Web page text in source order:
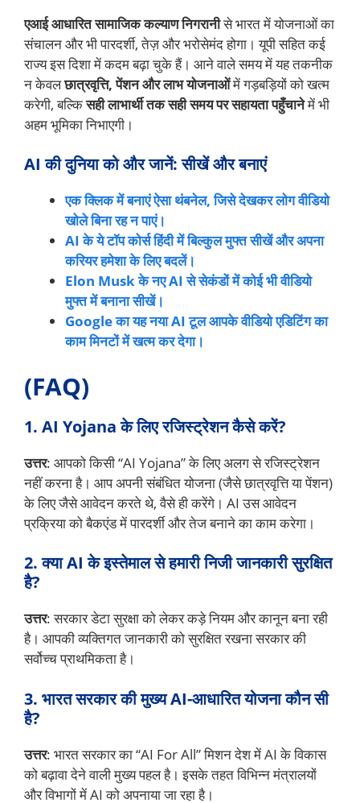
एआई आधारित सामाजिक कल्याण निगरानीसे भारत में योजनाओं का
संचालन और भी पारदर्शी, तेज़ और भरोसेमंद होगा। यूपी सहित कई
राज्य इस दिशा में कदम बढ़ा चुके हैं। आने वाले समय में यह तकनीक
न केवलछात्रवृत्ति, पेंशन और लाभ योजनाओंमें गड़बड़ियों को खत्म
करेगी, बल्किसही लाभार्थी तक सही समय पर सहायता पहुँचानेमें भी
अहम भूमिका निभाएगी।
AI की दुनिया को और जानें: सीखें और बनाएं
एक क्लिक में बनाएं ऐसा थंबनेल, जिसे देखकर लोग वीडियो
खोले बिना रह न पाएं।
AI के ये टॉप कोर्स हिंदी में बिल्कुल मुफ्त सीखें और अपना
करियर हमेशा के लिए बदलें।
Elon Musk के नए AI से सेकंडों में कोई भी वीडियो
मुफ्त में बनाना सीखें।
Google का यह नया AI टूल आपके वीडियो एडिटिंग का
काम मिनटों में खत्म कर देगा।
(FAQ)
1. AI Yojana के लिए रजिस्ट्रेशन कैसे करें?
उत्तर: आपको किसी “AI Yojana” के लिए अलग से रजिस्ट्रेशन
नहीं करना है। आप अपनी संबंधित योजना (जैसे छात्रवृत्ति या पेंशन)
के लिए जैसे आवेदन करते थे, वैसे ही करेंगे। AI उस आवेदन
प्रक्रिया को बैकएंड में पारदर्शी और तेज बनाने का काम करेगा।
2. क्या AI के इस्तेमाल से हमारी निजी जानकारी सुरक्षित
है?
उत्तर: सरकार डेटा सुरक्षा को लेकर कड़े नियम और कानून बना रही
है। आपकी व्यक्तिगत जानकारी को सुरक्षित रखना सरकार की
सर्वोच्च प्राथमिकता है।
3. भारत सरकार की मुख्य AI-आधारित योजना कौन सी
है?
उत्तर: भारत सरकार का “AI For All” मिशन देश में AI के विकास
को बढ़ावा देने वाली मुख्य पहल है। इसके तहत विभिन्न मंत्रालयों
और विभागों में AI को अपनाया जा रहा है।